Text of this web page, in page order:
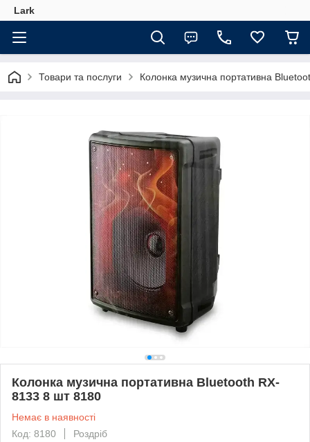
Lark
Товари та послуги Колонка музична портативна
Колонка музична портативна Bluetooth RX-
8133 8 шт 8180
Немає в наявності
Код: 8180
Роздріб